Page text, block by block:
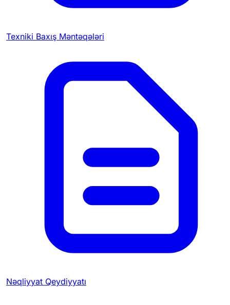
Texniki Baxış Məntəqələri
Nəqliyyat Qeydiyyatı